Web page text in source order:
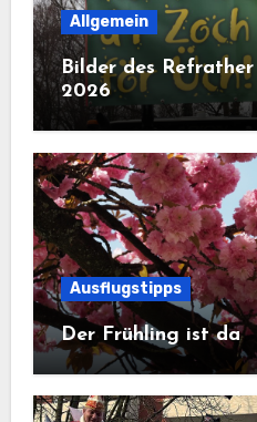
Allgemein
Bilder des
2026
Ausflugstipps
Der Frühling ist da